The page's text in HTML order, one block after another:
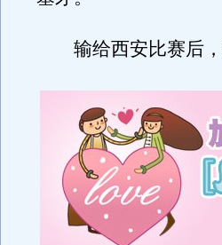
输给西安比赛后，